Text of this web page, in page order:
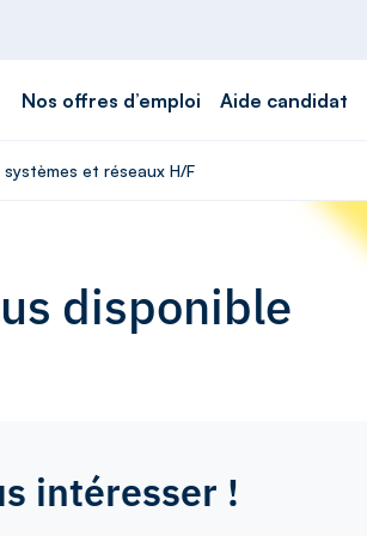
Nos offres d’emploi Aide candidat
et réseaux H/F
disponible
intéresser !